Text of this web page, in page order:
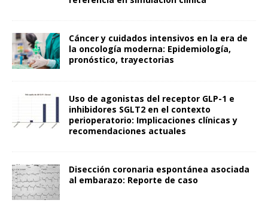
Cáncer y cuidados intensivos en la era de
la oncología moderna: Epidemiología,
pronóstico, trayectorias
Uso de agonistas del receptor GLP-1 e
inhibidores SGLT2 en el contexto
perioperatorio: Implicaciones clínicas y
recomendaciones actuales
Disección coronaria espontánea asociada
al embarazo: Reporte de caso